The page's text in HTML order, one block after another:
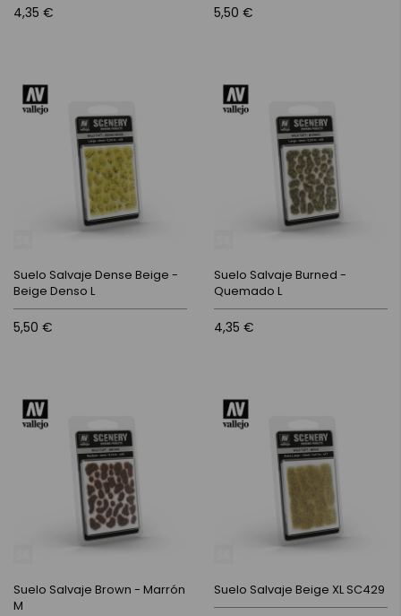
4,35 € 5,50 €
Suelo Salvaje Dense Beige -
Beige Denso L
5,50 €
Suelo Salvaje Burned -
Quemado L
4,35 €
Suelo Salvaje Brown - Marrón
M
Suelo Salvaje Beige XL SC429